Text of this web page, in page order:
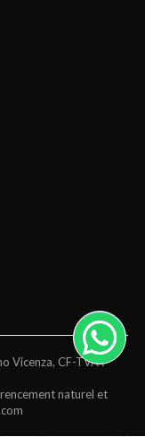
Vicenza, CF-TVA :
naturel et